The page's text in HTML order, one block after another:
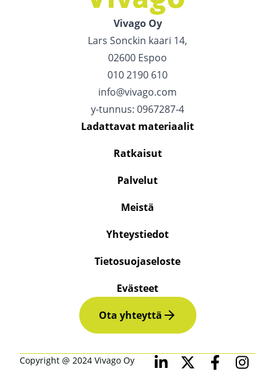
Ota yhteyttä
Vivago Oy
Lars Sonckin kaari 14,
02600 Espoo
010 2190 610
info@vivago.com
y-tunnus: 0967287-4
Ladattavat materiaalit
Ratkaisut
Palvelut
Meistä
Yhteystiedot
Tietosuojaseloste
Evästeet
Copyright @ 2024 Vivago Oy